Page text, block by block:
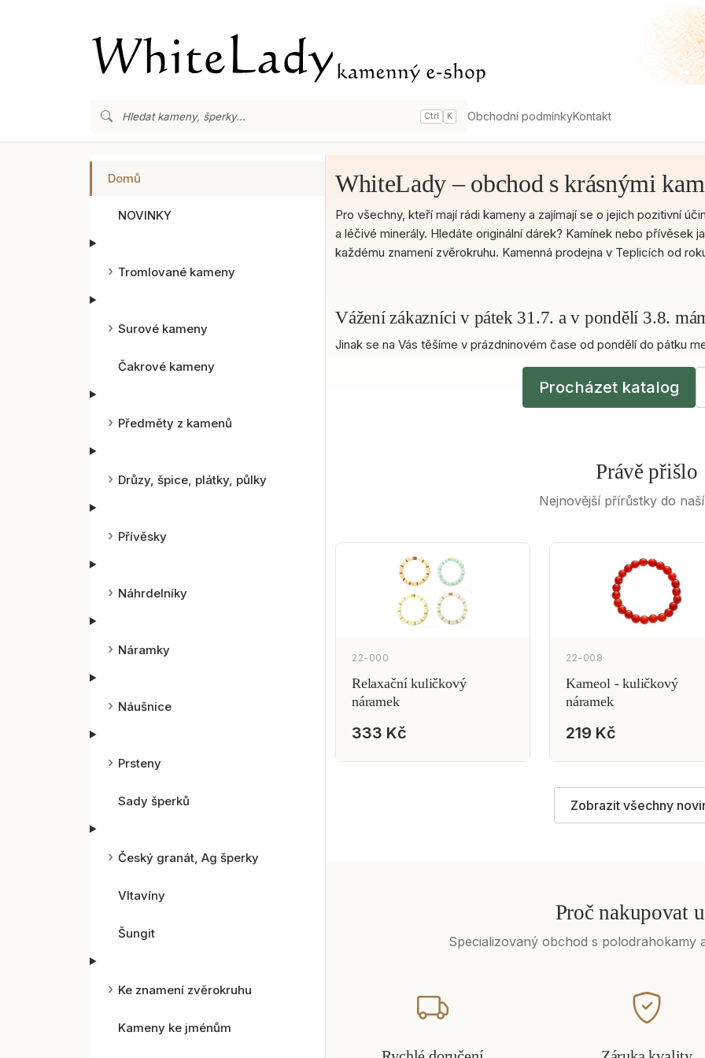
Ctrl K Obchodní podmínkyKontakt
Domů
NOVINKY
Tromlované kameny
Surové kameny
Čakrové kameny
Předměty z kamenů
Drůzy, špice, plátky, půlky
Přívěsky
Náhrdelníky
Náramky
Náušnice
Prsteny
Sady šperků
Český granát, Ag šperky
Vltavíny
Šungit
Ke znamení zvěrokruhu
Kameny ke jménům
WhiteLady – obchod s krásnými
Pro všechny, kteří mají rádi kameny a zajímají se o jejich pozitivní
a léčivé minerály. Hledáte originální dárek? Kamínek nebo přívěsek
každému znamení zvěrokruhu. Kamenná prodejna v Teplicích od
Vážení zákazníci v pátek 31.7. a v pondělí 3.8.
Jinak se na Vás těšíme v prázdninovém čase od pondělí do pátku
Procházet katalog
Právě přišlo
Nejnovější přírůstky do
22-000
Relaxační kuličkový
náramek
333 Kč
22-008
Karneol - kuličkový
náramek
219 Kč
Zobrazit všechny
Proč nakupovat
Specializovaný obchod s polodrahokamy